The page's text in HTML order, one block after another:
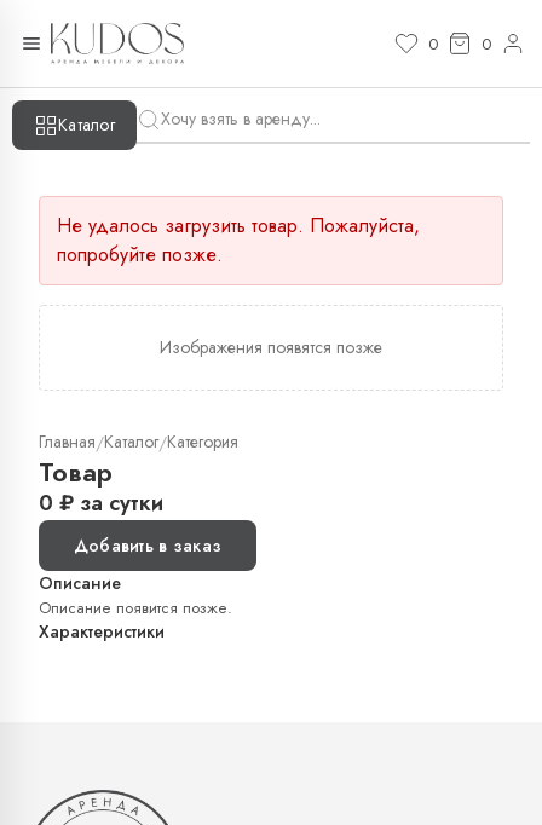
0 0
Каталог
Не удалось загрузить товар. Пожалуйста,
попробуйте позже.
Изображения появятся позже
Главная/Каталог/Категория
Товар
0 ₽ за сутки
Добавить в заказ
Описание
Описание появится позже.
Характеристики